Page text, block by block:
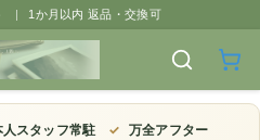
| 1か月以内 返品・交換可
人スタッフ常駐 ✓ 万全アフター